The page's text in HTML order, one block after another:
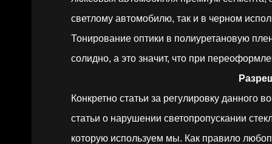
светлому автомобилю, так и в черном
Тонирование оптики в полиуретановую
солидно, а это значит, что при
Конкретно статьи за регулировку данного
статьи о нарушении светопропускании
которую используем мы. Как правило